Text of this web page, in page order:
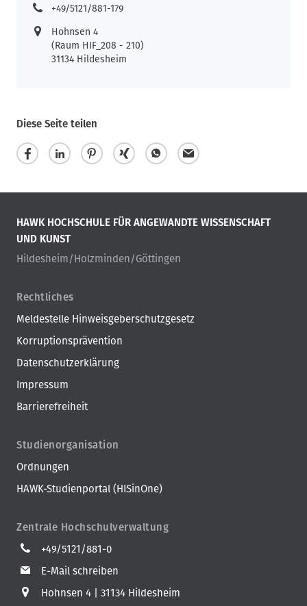
+49/5121/881-179
Hohnsen 4
(Raum HIF_208 - 210)
31134 Hildesheim
Diese Seite teilen
HAWK HOCHSCHULE FÜR ANGEWANDTE WISSENSCHAFT
UND KUNST
Hildesheim/Holzminden/Göttingen
Rechtliches
Meldestelle Hinweisgeberschutzgesetz
Korruptionsprävention
Datenschutzerklärung
Impressum
Barrierefreiheit
Studienorganisation
Ordnungen
HAWK-Studienportal (HISinOne)
Zentrale Hochschulverwaltung
+49/5121/881-0
E-Mail schreiben
Hohnsen 4
31134 Hildesheim